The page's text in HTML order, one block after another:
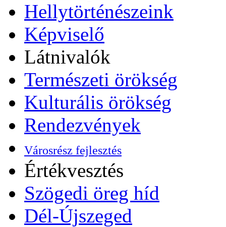
Hellytörténészeink
Képviselő
Látnivalók
Természeti örökség
Kulturális örökség
Rendezvények
Városrész fejlesztés
Értékvesztés
Szögedi öreg híd
Dél-Újszeged